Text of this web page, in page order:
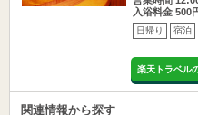
入浴料金 500
日帰り 宿泊
楽天トラベル
関連情報から探す